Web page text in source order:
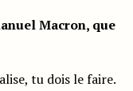
Macron, que
tu dois le faire.